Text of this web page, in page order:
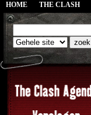
HOME THE CLASH